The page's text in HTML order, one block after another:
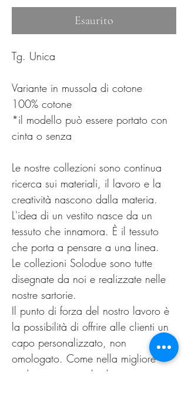
Esaurito
Tg. Unica
Variante in mussola di cotone
100% cotone
*il modello può essere portato con
cinta o senza
Le nostre collezioni sono continua
ricerca sui materiali, il lavoro e la
creatività nascono dalla materia.
L'idea di un vestito nasce da un
tessuto che innamora. È il tessuto
che porta a pensare a una linea.
Le collezioni Solodue sono tutte
disegnate da noi e realizzate nelle
nostre sartorie.
Il punto di forza del nostro lavoro è
la possibilità di offrire alle clienti un
capo personalizzato, non
omologato. Come nella migliore
tradizione sartoriale di un tempo.